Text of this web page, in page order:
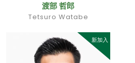
渡部 哲郎
Tetsuro Watabe
新加入